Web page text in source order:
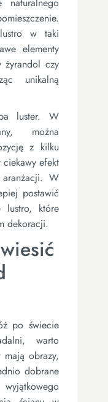
w taki
elementy
żyrandol czy
unikalną
luster. W
można
z kilku
ciekawy efekt
W
postawić
lustro, które
dekoracji.
po świecie
warto
mają obrazy,
dobrane